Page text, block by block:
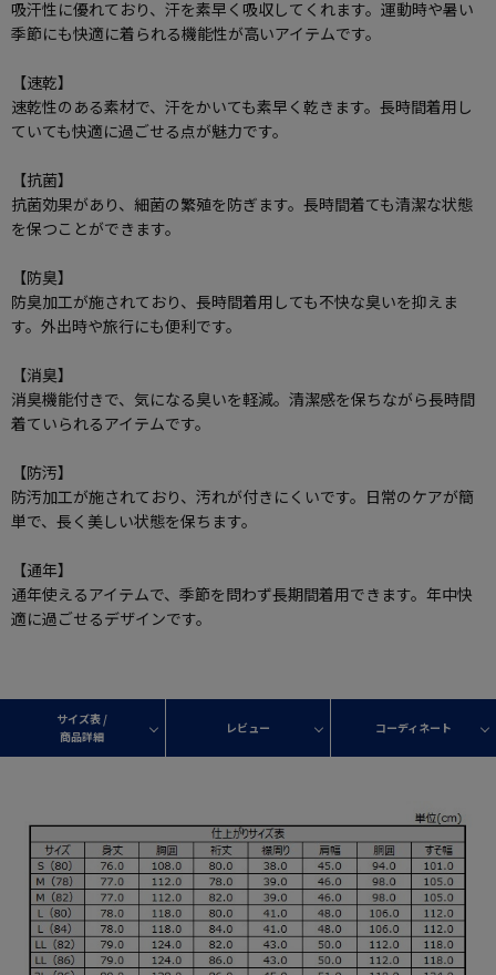
吸汗性に優れており、汗を素早く吸収してくれます。運動時や暑い
季節にも快適に着られる機能性が高いアイテムです。
【速乾】
速乾性のある素材で、汗をかいても素早く乾きます。長時間着用し
ていても快適に過ごせる点が魅力です。
【抗菌】
抗菌効果があり、細菌の繁殖を防ぎます。長時間着ても清潔な状態
を保つことができます。
【防臭】
防臭加工が施されており、長時間着用しても不快な臭いを抑えま
す。外出時や旅行にも便利です。
【消臭】
消臭機能付きで、気になる臭いを軽減。清潔感を保ちながら長時間
着ていられるアイテムです。
【防汚】
防汚加工が施されており、汚れが付きにくいです。日常のケアが簡
単で、長く美しい状態を保ちます。
【通年】
通年使えるアイテムで、季節を問わず長期間着用できます。年中快
適に過ごせるデザインです。
サイズ表 /
商品詳細
レビュー コーディネート